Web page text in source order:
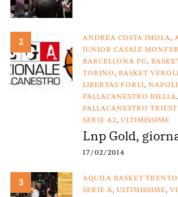
2 ANDREA COSTA IMOLA,
JUNIOR CASALE
BARCELLONA PG,
TORINO, BASKET VEROLI
LIBERTAS FORLÌ,
PALLACANESTRO BIELLA,
PALLACANESTRO
SERIE A2, ULTIMISSIME
Lnp Gold,
17/02/2014
3 AQUILA BASKET TRENTO
SERIE A, ULTIMISSIME,